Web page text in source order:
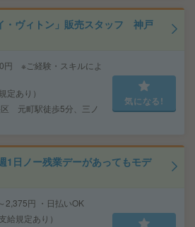
・ヴィトン」販売スタッフ 神戸
円 ※ご経験・スキルによ
定あり）
元町駅徒歩5分、三ノ
気になる!
1日ノー残業デーがあってもモデ
2,375円 ・日払いOK
給規定あり）